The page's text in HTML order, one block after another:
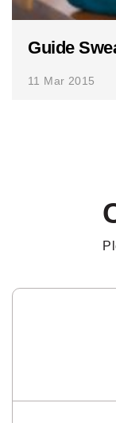
Guide
11 Mar 2015